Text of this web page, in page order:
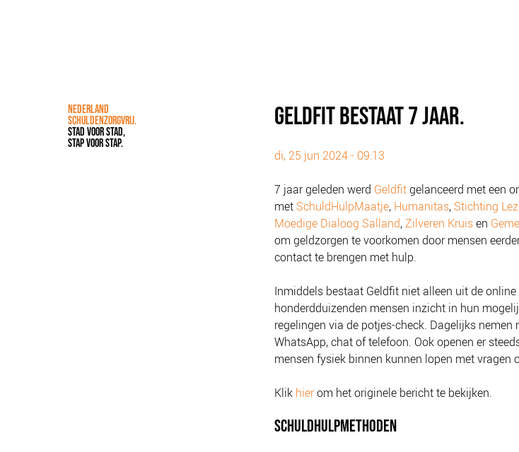
NEDERLAND
SCHULDENZORGVRIJ.
STAD VOOR STAD,
STAP VOOR STAP.
GELDFIT BESTAAT 7 JAAR.
di, 25 jun 2024 - 09:13
7 jaar geleden werd Geldfitgelanceerd met een
met SchuldHulpMaatje, Humanitas, Stichting
Moedige Dialoog Salland,Zilveren Kruisen
om geldzorgen te voorkomen door mensen
contact te brengen met hulp.
Inmiddels bestaat Geldfit niet alleen uit de online
honderdduizenden mensen inzicht in hun
regelingen via de potjes-check. Dagelijks nemen
WhatsApp, chat of telefoon. Ook openen er
mensen fysiek binnen kunnen lopen met vragen
Klik hierom het originele bericht te bekijken.
SCHULDHULPMETHODEN